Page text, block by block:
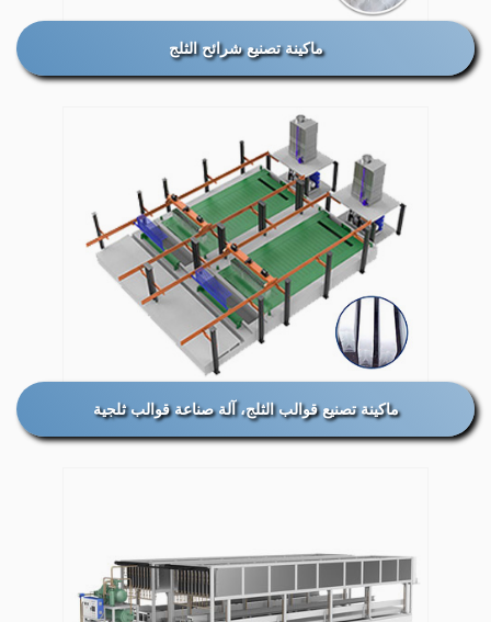
ماكينة تصنيع شرائح الثلج
ماكينة تصنيع قوالب الثلج، آلة صناعة قوالب ثلجية